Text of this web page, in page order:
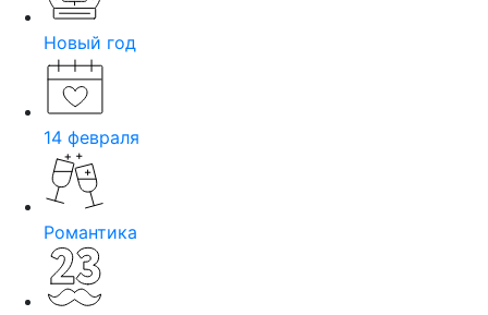
Новый год
14 февраля
Романтика